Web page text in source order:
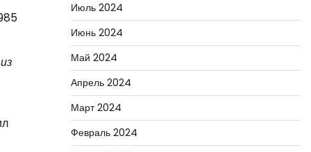
Июль 2024
Июнь 2024
Май 2024
Апрель 2024
Март 2024
Февраль 2024